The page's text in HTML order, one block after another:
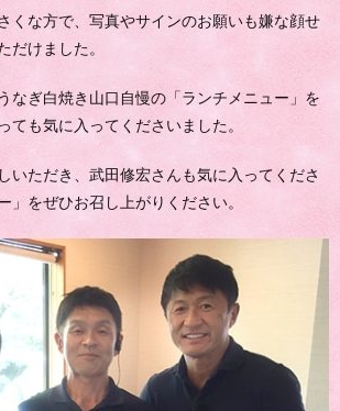
くな方で、写真やサインのお願いも嫌な顔せ
だけました。
なぎ白焼き山口自慢の「ランチメニュー」を
ても気に入ってくださいました。
いただき、武田修宏さんも気に入ってくださ
」をぜひお召し上がりください。